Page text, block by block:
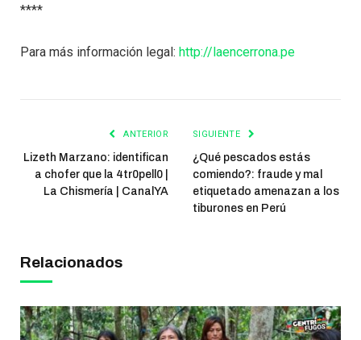
****
Para más información legal: http://laencerrona.pe
ANTERIOR
Lizeth Marzano: identifican
a chofer que la 4tr0pell0 |
La Chismería | CanalYA
SIGUIENTE
¿Qué pescados estás
comiendo?: fraude y mal
etiquetado amenazan a los
tiburones en Perú
Relacionados